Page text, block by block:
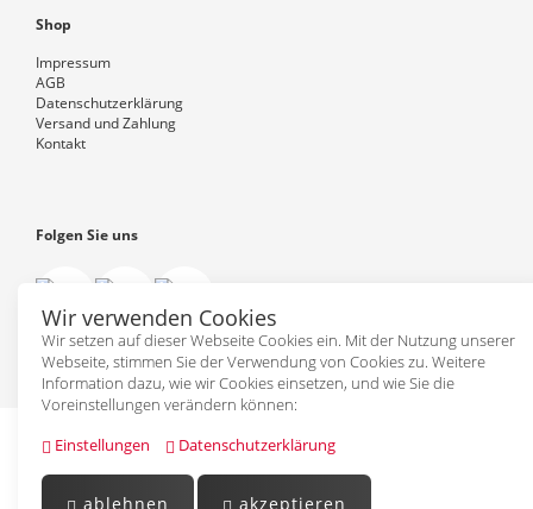
Wir verwenden Cookies
Wir setzen auf dieser Webseite Cookies ein. Mit der Nutzung unserer
Webseite, stimmen Sie der Verwendung von Cookies zu. Weitere
Information dazu, wie wir Cookies einsetzen, und wie Sie die
Voreinstellungen verändern können:
Einstellungen
Datenschutzerklärung
ablehnen akzeptieren
Shop
Impressum
AGB
Datenschutzerklärung
Versand und Zahlung
Kontakt
Folgen Sie uns